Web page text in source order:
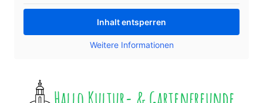
Inhalt entsperren
Weitere Informationen